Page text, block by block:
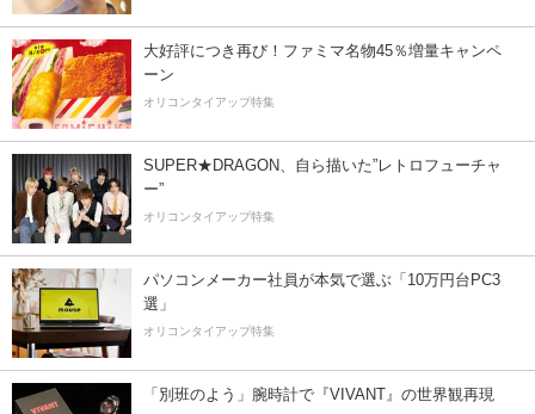
大好評につき再び！ファミマ名物45％増量キャンペ
ーン
オリコンタイアップ特集
SUPER★DRAGON、自ら描いた”レトロフューチャ
ー”
オリコンタイアップ特集
パソコンメーカー社員が本気で選ぶ「10万円台PC3
選」
オリコンタイアップ特集
「別班のよう」腕時計で『VIVANT』の世界観再現